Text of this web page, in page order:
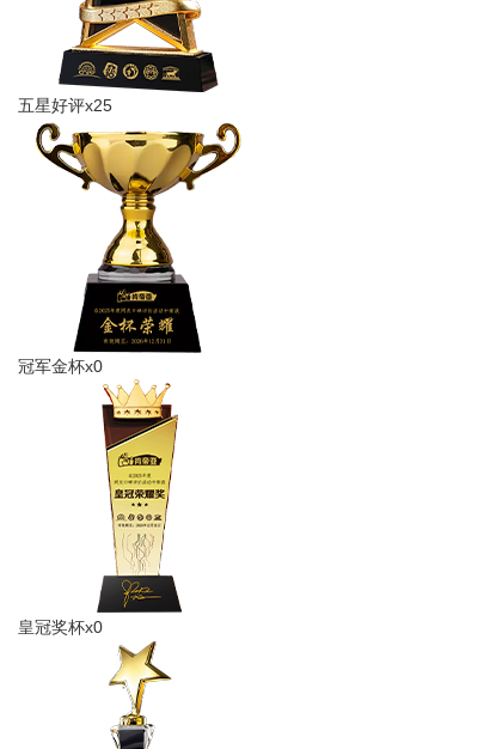
五星好评x25
冠军金杯x0
皇冠奖杯x0